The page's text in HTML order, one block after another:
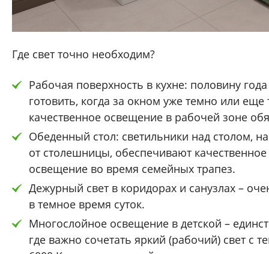
Где свет точно необходим?
Рабочая поверхность в кухне: половину
готовить, когда за окном уже темно или еще
качественное освещение в рабочей зоне
Обеденный стол: светильники над столом,
от столешницы, обеспечивают
освещение во время семейных трапез.
Дежурный свет в коридорах и санузлах –
в темное время суток.
Многослойное освещение в детской –
где важно сочетать яркий (рабочий) свет с